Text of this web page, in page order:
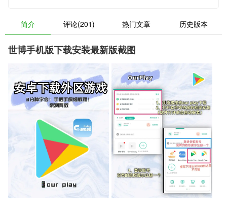
简介 评论(201) 热门文章 历史版本
世博手机版下载安装最新版截图